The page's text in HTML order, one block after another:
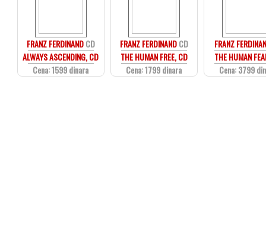
FRANZ FERDINANDCD
ALWAYS ASCENDING, CD
Cena: 1599 dinara
FRANZ FERDINANDCD
THE HUMAN FREE, CD
Cena: 1799 dinara
FRANZ
THE HUMAN
Cena: 3799